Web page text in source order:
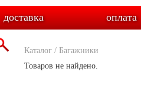
доставка оплата
Каталог / Багажники
Товаров не найдено.